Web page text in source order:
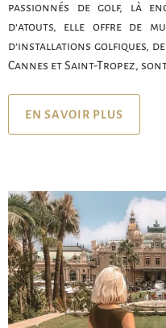
passionnés de golf, là
d’atouts, elle offre de
d’installations golfiques,
Cannes et Saint-Tropez,
EN SAVOIR PLUS